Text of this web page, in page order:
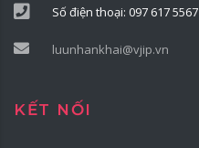
Số điện thoại: 097 617 5567
luunhankhai@vjip.vn
KẾT NỐI